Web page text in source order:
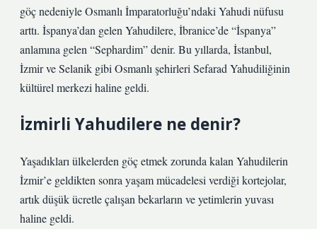
göç nedeniyle Osmanlı İmparatorluğu’ndaki Yahudi nüfusu
arttı. İspanya’dan gelen Yahudilere, İbranice’de “İspanya”
anlamına gelen “Sephardim” denir. Bu yıllarda, İstanbul,
İzmir ve Selanik gibi Osmanlı şehirleri Sefarad Yahudiliğinin
kültürel merkezi haline geldi.
İzmirli Yahudilere ne denir?
Yaşadıkları ülkelerden göç etmek zorunda kalan Yahudilerin
İzmir’e geldikten sonra yaşam mücadelesi verdiği kortejolar,
artık düşük ücretle çalışan bekarların ve yetimlerin yuvası
haline geldi.